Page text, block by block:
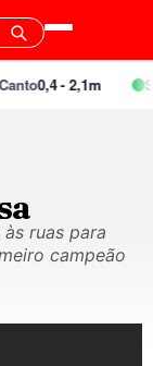
0,4 - 2,1m
ruas para
campeão